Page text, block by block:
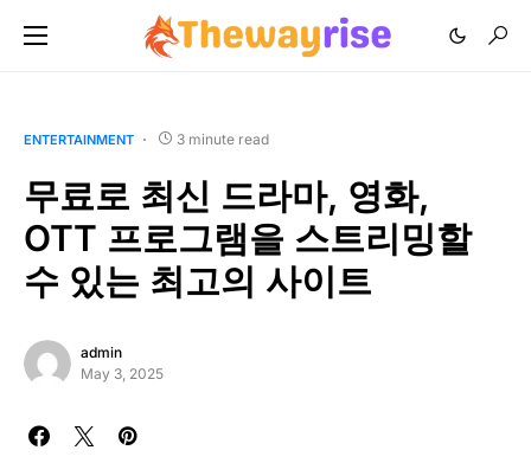
ENTERTAINMENT 3 minute read
무료로 최신 드라마, 영화,
OTT 프로그램을 스트리밍할
수 있는 최고의 사이트
admin
May 3, 2025